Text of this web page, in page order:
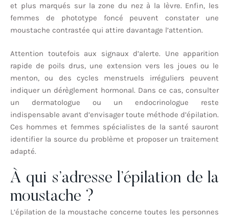
et plus marqués sur la zone du nez à la lèvre. Enfin, les
femmes de phototype foncé peuvent constater une
moustache contrastée qui attire davantage l’attention.
Attention toutefois aux signaux d’alerte. Une apparition
rapide de poils drus, une extension vers les joues ou le
menton, ou des cycles menstruels irréguliers peuvent
indiquer un dérèglement hormonal. Dans ce cas, consulter
un dermatologue ou un endocrinologue reste
indispensable avant d’envisager toute méthode d’épilation.
Ces hommes et femmes spécialistes de la santé sauront
identifier la source du problème et proposer un traitement
adapté.
À qui s’adresse l’épilation de la
moustache ?
L’épilation de la moustache concerne toutes les personnes